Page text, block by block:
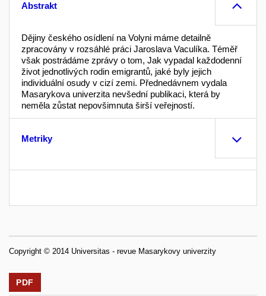
Abstrakt
Dějiny českého osídlení na Volyni máme detailně
zpracovány v rozsáhlé práci Jaroslava Vaculíka. Téměř
však postrádáme zprávy o tom, Jak vypadal každodenní
život jednotlivých rodin emigrantů, jaké byly jejich
individuální osudy v cizí zemi. Přednedávnem vydala
Masarykova univerzita nevšední publikaci, která by
neměla zůstat nepovšimnuta širší veřejností.
Metriky
Copyright © 2014 Universitas - revue Masarykovy univerzity
PDF